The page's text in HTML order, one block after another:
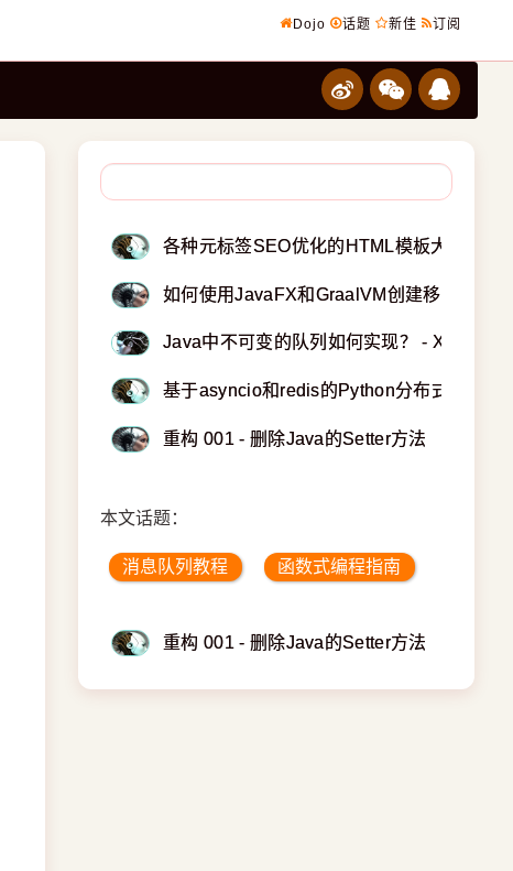
Dojo 话题 新佳 订阅
各种元标签SEO优化的HTML模板大全
如何使用JavaFX和GraalVM创建移动App？
Java中不可变的队列如何实现？ - XP123
基于asyncio和redis的Python分布式任务队
重构 001 - 删除Java的Setter方法
本文话题：
消息队列教程 函数式编程指南
重构 001 - 删除Java的Setter方法